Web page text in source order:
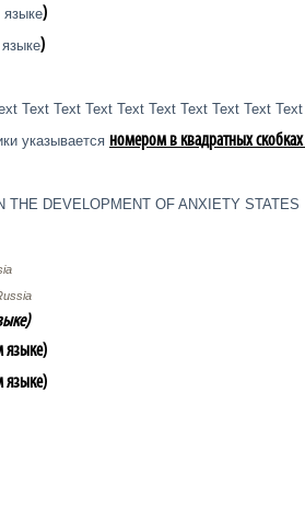
языке)
)
Text Text Text Text Text Text Text Text Text
указывается номером в квадратных скобках
THE DEVELOPMENT OF ANXIETY STATES
языке)
языке)